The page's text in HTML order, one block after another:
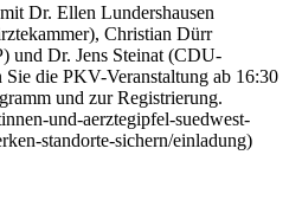
Dr. Ellen Lundershausen
Christian Dürr
und Dr. Jens Steinat (CDU-
die PKV-Veranstaltung ab 16:30
und zur Registrierung.
und-aerztegipfel-suedwest-
standorte-sichern/einladung)